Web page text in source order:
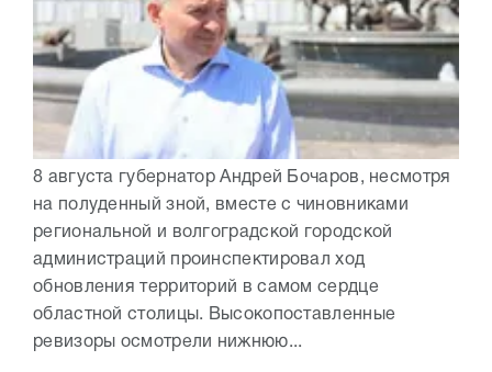
8 августа губернатор Андрей Бочаров, несмотря
на полуденный зной, вместе с чиновниками
региональной и волгоградской городской
администраций проинспектировал ход
обновления территорий в самом сердце
областной столицы. Высокопоставленные
ревизоры осмотрели нижнюю...